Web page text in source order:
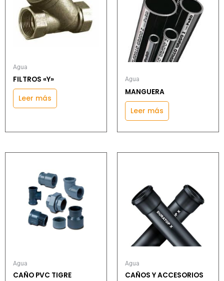
Agua
FILTROS «Y»
Leer más
Agua
MANGUERA
Leer más
Agua
CAÑO PVC TIGRE
Agua
CAÑOS Y ACCESORIOS